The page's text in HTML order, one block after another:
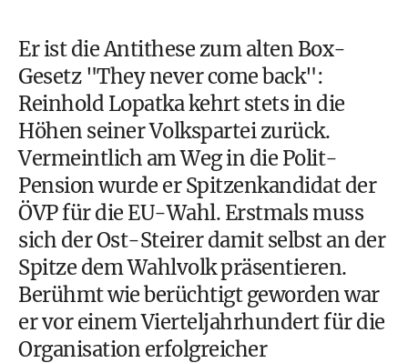
Er ist die Antithese zum alten Box-
Gesetz "They never come back":
Reinhold Lopatka kehrt stets in die
Höhen seiner Volkspartei zurück.
Vermeintlich am Weg in die Polit-
Pension wurde er Spitzenkandidat der
ÖVPfür die EU-Wahl. Erstmals muss
sich der Ost-Steirer damit selbst an der
Spitze dem Wahlvolk präsentieren.
Berühmt wie berüchtigt geworden war
er vor einem Vierteljahrhundert für die
Organisation erfolgreicher